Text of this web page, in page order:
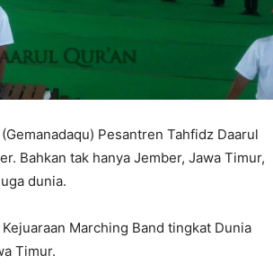
Pesantren Tahfidz Daarul
Bahkan tak hanya Jember, Jawa Timur,
dunia.
Marching Band tingkat Dunia
Timur.